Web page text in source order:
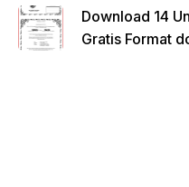
Download 14
Gratis Format